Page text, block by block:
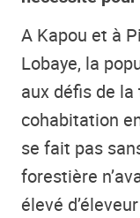
A Kapou et à
Lobaye, la
aux défis de
cohabitation
se fait pas
forestière
élevé